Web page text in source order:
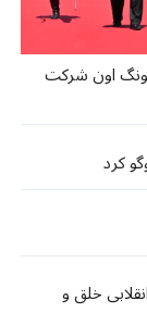
اون شرکت
کرد
خلق و